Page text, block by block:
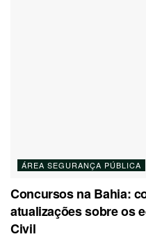
ÁREA SEGURANÇA PÚBLICA
Concursos na Bahia:
atualizações sobre os
Civil